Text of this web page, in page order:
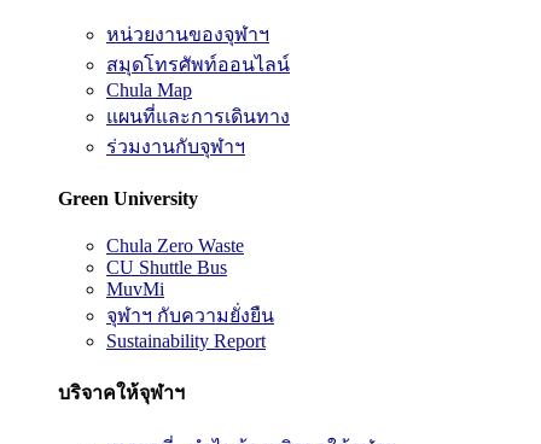
หน่วยงานของจุฬาฯ
สมุดโทรศัพท์ออนไลน์
Chula Map
แผนที่และการเดินทาง
ร่วมงานกับจุฬาฯ
Green University
Chula Zero Waste
CU Shuttle Bus
MuvMi
จุฬาฯ กับความยั่งยืน
Sustainability Report
บริจาคให้จุฬาฯ